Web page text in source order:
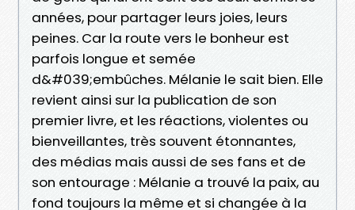
années, pour partager leurs joies, leurs
peines. Car la route vers le bonheur est
parfois longue et semée
d&#039;embûches. Mélanie le sait bien. Elle
revient ainsi sur la publication de son
premier livre, et les réactions, violentes ou
bienveillantes, très souvent étonnantes,
des médias mais aussi de ses fans et de
son entourage : Mélanie a trouvé la paix, au
fond toujours la même et si changée à la